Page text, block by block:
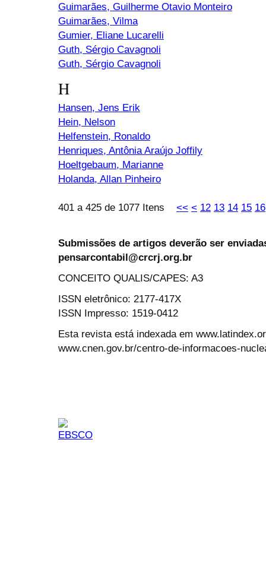
Guimarães, Guilherme Otavio Monteiro
Guimarães, Vilma
Gumier, Eliane Lucarelli
Guth, Sérgio Cavagnoli
Guth, Sérgio Cavagnoli
H
Hansen, Jens Erik
Hein, Nelson
Helfenstein, Ronaldo
Henriques, Antônia Araújo Joffily
Hoeltgebaum, Marianne
Holanda, Allan Pinheiro
401 a 425 de 1077 Itens << < 12 13 14 15 16
Submissões de artigos deverão ser
pensarcontabil@crcrj.org.br
CONCEITO QUALIS/CAPES: A3
ISSN eletrônico: 2177-417X
ISSN Impresso: 1519-0412
Esta revista está indexada em
www.cnen.gov.br/centro-de-informacoes-